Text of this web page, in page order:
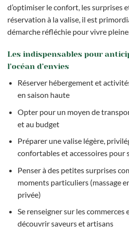
d’optimiser le confort, les surprises
réservation à la valise, il est
démarche réfléchie pour vivre
Les indispensables pour
l’océan d’envies
Réserver hébergement et
en saison haute
Opter pour un moyen de
et au budget
Préparer une valise légère,
confortables et accessoires pour
Penser à des petites surprises
moments particuliers (massage
privée)
Se renseigner sur les
découvrir saveurs et artisans